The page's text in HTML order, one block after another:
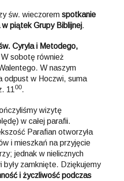
św. wieczorem spotkanie
piątek Grupy Biblijnej.
Cyryla i Metodego,
sobotę również
W naszym
odpust w Hoczwi, suma
11 00.
wizytę
w całej parafii.
Parafian otworzyła
i mieszkań na przyjęcie
jednak w nielicznych
były zamknięte. Dziękujemy
i życzliwość podczas